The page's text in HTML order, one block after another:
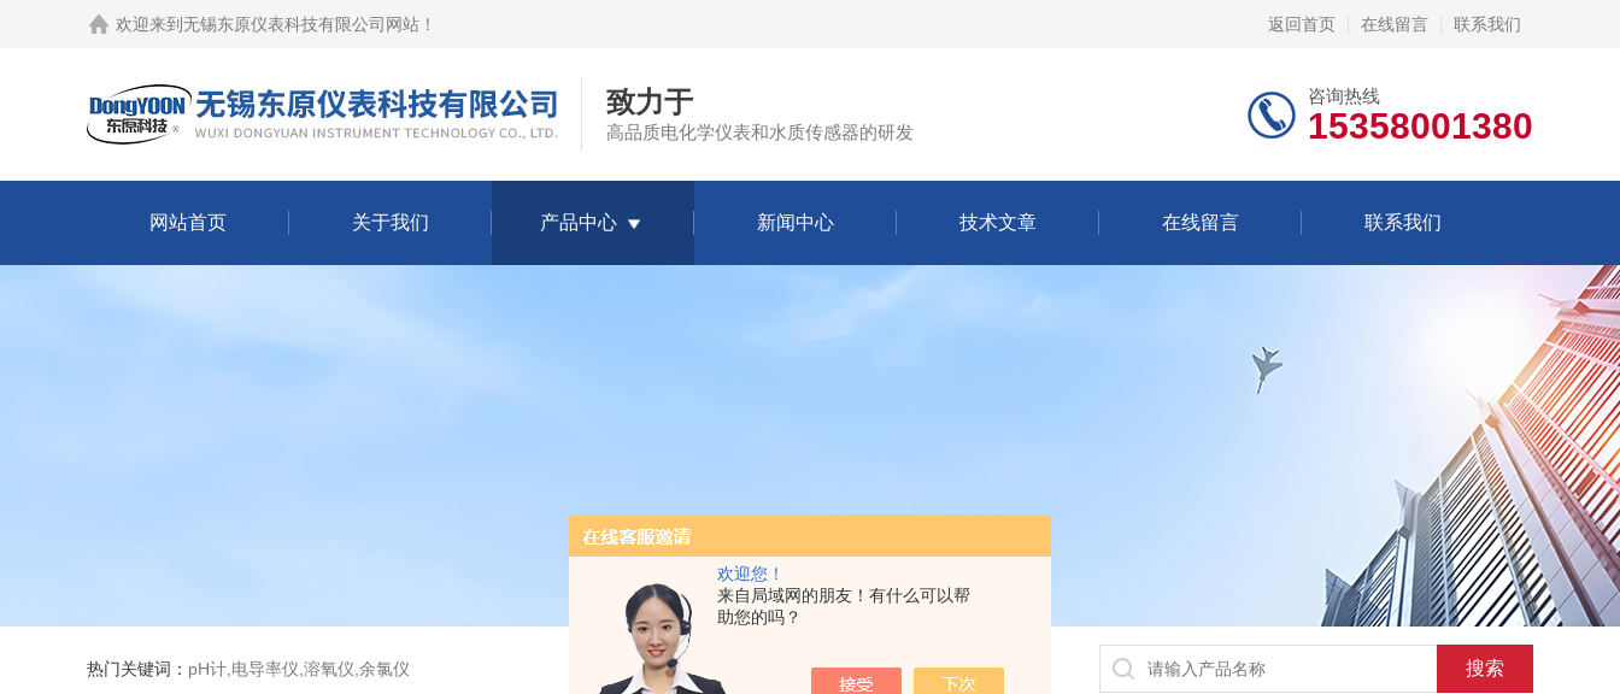
欢迎您！
来自局域网的朋友！有什么可以帮
助您的吗？
欢迎来到 无锡东原仪表科技有限公司网站 ！ 返回首页 在线留言 联系我们
致力于
高品质电化学仪表和水质传感器的研发
咨询热线
15358001380
网站首页 关于我们 产品中心 新闻中心 技术文章 在线留言 联系我们
热门关键词： pH计,电导率仪,溶氧仪,余氯仪